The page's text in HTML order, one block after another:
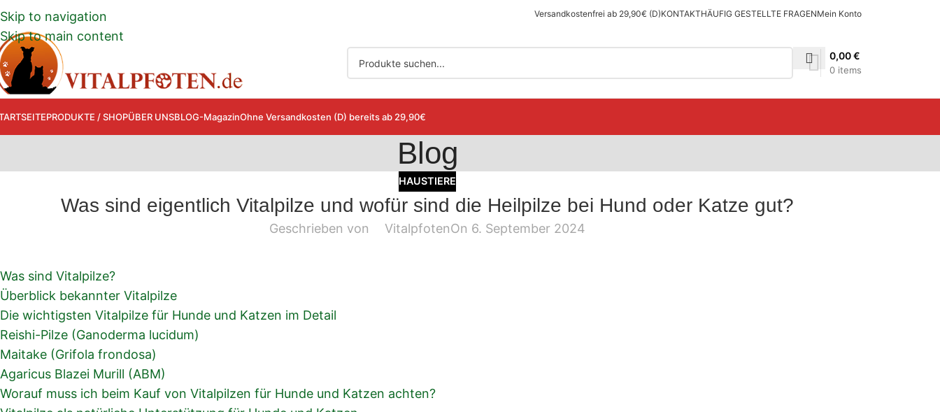
Skip to navigation
Skip to main content
Versandkostenfrei ab 29,90€ (D)KONTAKTHÄUFIG GESTELLTE FRAGENMein Konto
0 items
0,00€
PRODUKTE / SHOPÜBER UNSBLOG-MagazinOhne Versandkosten (D) bereits ab 29,90€
Blog
HAUSTIERE
Was sind eigentlich Vitalpilze und wofür sind die Heilpilze bei Hund oder Katze gut?
Geschrieben von VitalpfotenOn 6. September 2024
Was sind Vitalpilze?
Überblick bekannter Vitalpilze
Die wichtigsten Vitalpilze für Hunde und Katzen im Detail
Reishi-Pilze (Ganoderma lucidum)
Maitake (Grifola frondosa)
Agaricus Blazei Murill (ABM)
Worauf muss ich beim Kauf von Vitalpilzen für Hunde und Katzen achten?